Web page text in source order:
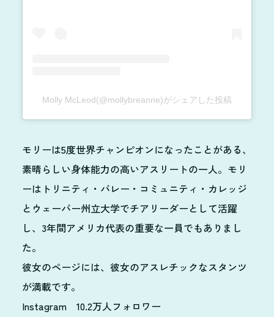
Molly McLeod(@mollybreanne)がシェアした投稿
モリーは5度世界チャンピオンになったことがある、
素晴らしい身体能力の高いアスリートの一人。モリ
ーはトリニティ・バレー・コミュニティ・カレッジ
とウェーバー州立大学でチアリーダーとして活躍
し、3年間アメリカ代表の重要な一員でもありまし
た。
彼女のページには、彼女のアスレチックなスタンツ
が満載です。
Instagram 10.2万人フォロワー